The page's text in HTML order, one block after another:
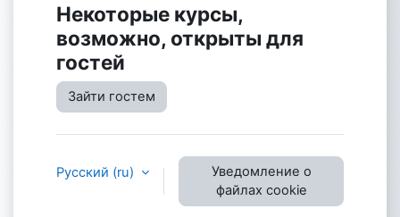
Некоторые курсы,
возможно, открыты для
гостей
Зайти гостем
Русский ‎(ru)‎
Уведомление о
файлах cookie